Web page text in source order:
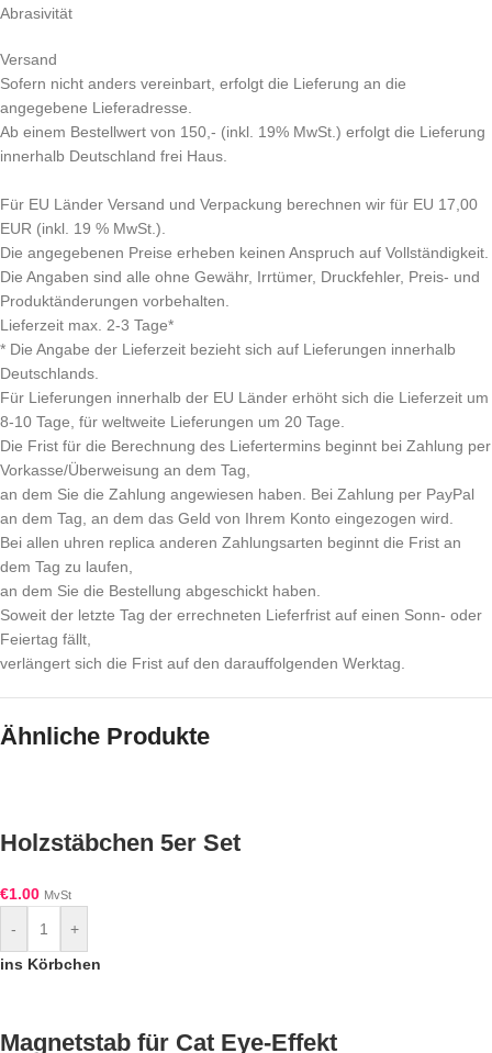
Abrasivität
Versand
Sofern nicht anders vereinbart, erfolgt die Lieferung an die
angegebene Lieferadresse.
Ab einem Bestellwert von 150,- (inkl. 19% MwSt.) erfolgt die Lieferung
innerhalb Deutschland frei Haus.
Für EU Länder Versand und Verpackung berechnen wir für EU 17,00
EUR (inkl. 19 % MwSt.).
Die angegebenen Preise erheben keinen Anspruch auf Vollständigkeit.
Die Angaben sind alle ohne Gewähr, Irrtümer, Druckfehler, Preis- und
Produktänderungen vorbehalten.
Lieferzeit max. 2-3 Tage*
* Die Angabe der Lieferzeit bezieht sich auf Lieferungen innerhalb
Deutschlands.
Für Lieferungen innerhalb der EU Länder erhöht sich die Lieferzeit um
8-10 Tage, für weltweite Lieferungen um 20 Tage.
Die Frist für die Berechnung des Liefertermins beginnt bei Zahlung per
Vorkasse/Überweisung an dem Tag,
an dem Sie die Zahlung angewiesen haben. Bei Zahlung per PayPal
an dem Tag, an dem das Geld von Ihrem Konto eingezogen wird.
Bei allen uhren replica anderen Zahlungsarten beginnt die Frist an
dem Tag zu laufen,
an dem Sie die Bestellung abgeschickt haben.
Soweit der letzte Tag der errechneten Lieferfrist auf einen Sonn- oder
Feiertag fällt,
verlängert sich die Frist auf den darauffolgenden Werktag.
Ähnliche Produkte
Holzstäbchen 5er Set
€1.00 MvSt
-
+
ins Körbchen
Magnetstab für Cat Eye-Effekt